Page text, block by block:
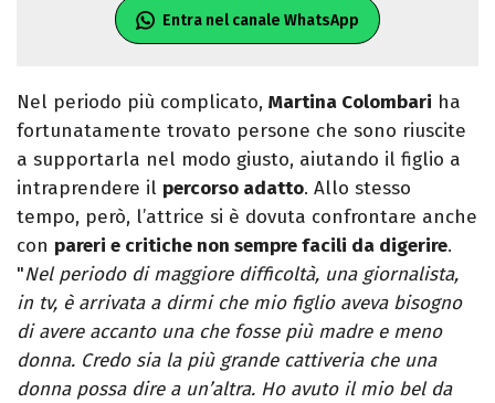
Entra nel canale WhatsApp
Nel periodo più complicato, Martina Colombari ha
fortunatamente trovato persone che sono riuscite
a supportarla nel modo giusto, aiutando il figlio a
intraprendere il percorso adatto. Allo stesso
tempo, però, l’attrice si è dovuta confrontare anche
con pareri e critiche non sempre facili da digerire.
"Nel periodo di maggiore difficoltà, una giornalista,
in tv, è arrivata a dirmi che mio figlio aveva bisogno
di avere accanto una che fosse più madre e meno
donna. Credo sia la più grande cattiveria che una
donna possa dire a un’altra. Ho avuto il mio bel da